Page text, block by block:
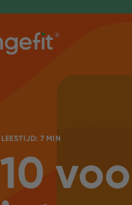
LEESTIJD: 7 MIN
10